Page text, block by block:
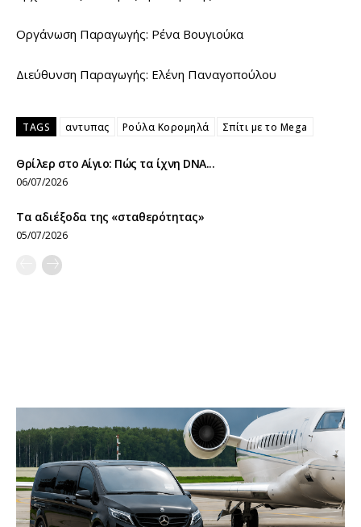
Οργάνωση Παραγωγής: Ρένα Βουγιούκα
Διεύθυνση Παραγωγής: Ελένη Παναγοπούλου
TAGS αντυπας Ρούλα Κορομηλά Σπίτι με το Mega
Θρίλερ στο Αίγιο: Πώς τα ίχνη DNA...
06/07/2026
Τα αδιέξοδα της «σταθερότητας»
05/07/2026